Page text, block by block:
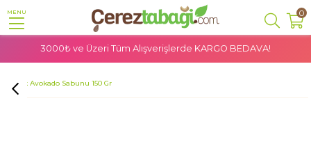
MENU 0
3000₺ ve Üzeri Tüm Alışverişlerde KARGO BEDAVA!
Bitkisel Kozmetik
Destek Avokado Sabunu 150 Gr